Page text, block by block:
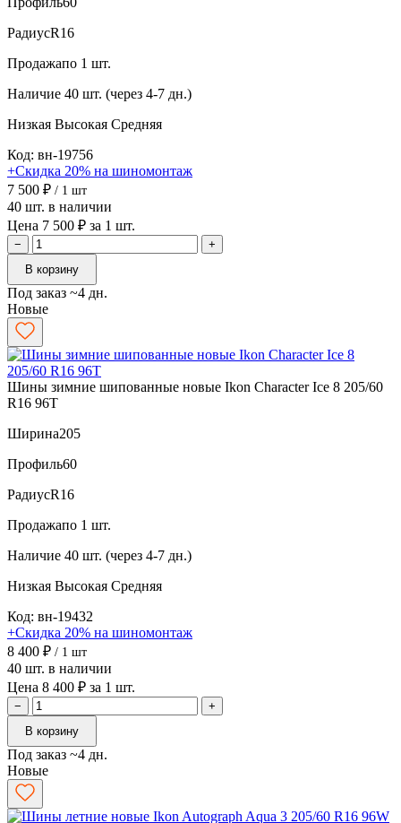
РадиусR16
Продажапо 1 шт.
Наличие 40 шт. (через 4-7 дн.)
Низкая Высокая Средняя
Код: вн-19756
+Скидка 20% на шиномонтаж
7 500 ₽ / 1 шт
40 шт. в наличии
Цена 7 500 ₽ за 1 шт.
−
+
В корзину
Под заказ ~4 дн.
Новые
Шины зимние шипованные новые Ikon Character Ice 8 205/60
R16 96T
Ширина205
Профиль60
РадиусR16
Продажапо 1 шт.
Наличие 40 шт. (через 4-7 дн.)
Низкая Высокая Средняя
Код: вн-19432
+Скидка 20% на шиномонтаж
8 400 ₽ / 1 шт
40 шт. в наличии
Цена 8 400 ₽ за 1 шт.
−
+
В корзину
Под заказ ~4 дн.
Новые